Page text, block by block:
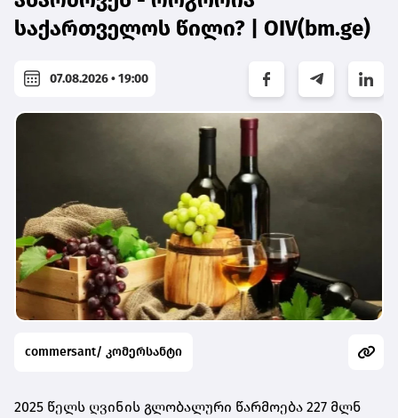
საქართველოს წილი? | OIV(bm.ge)
07.08.2026 • 19:00
commersant/ კომერსანტი
2025 წელს ღვინის გლობალური წარმოება 227 მლნ